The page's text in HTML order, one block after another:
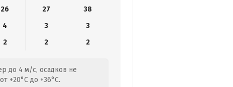
26 27
38
4 3
3
2 2 2
до 4 м/с, осадков не
+20°C до +36°C.